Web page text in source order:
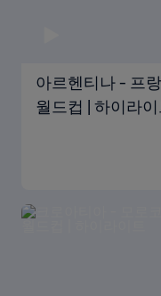
아르헨티나 - 프
월드컵 | 하이라